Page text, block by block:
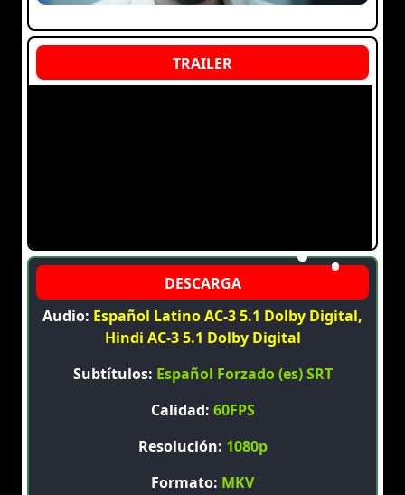
Audio: Español Latino AC-3 5.1 Dolby Digital,
Hindi AC-3 5.1 Dolby Digital
Subtítulos: Español Forzado (es) SRT
Calidad: 60FPS
Resolución: 1080p
Formato: MKV